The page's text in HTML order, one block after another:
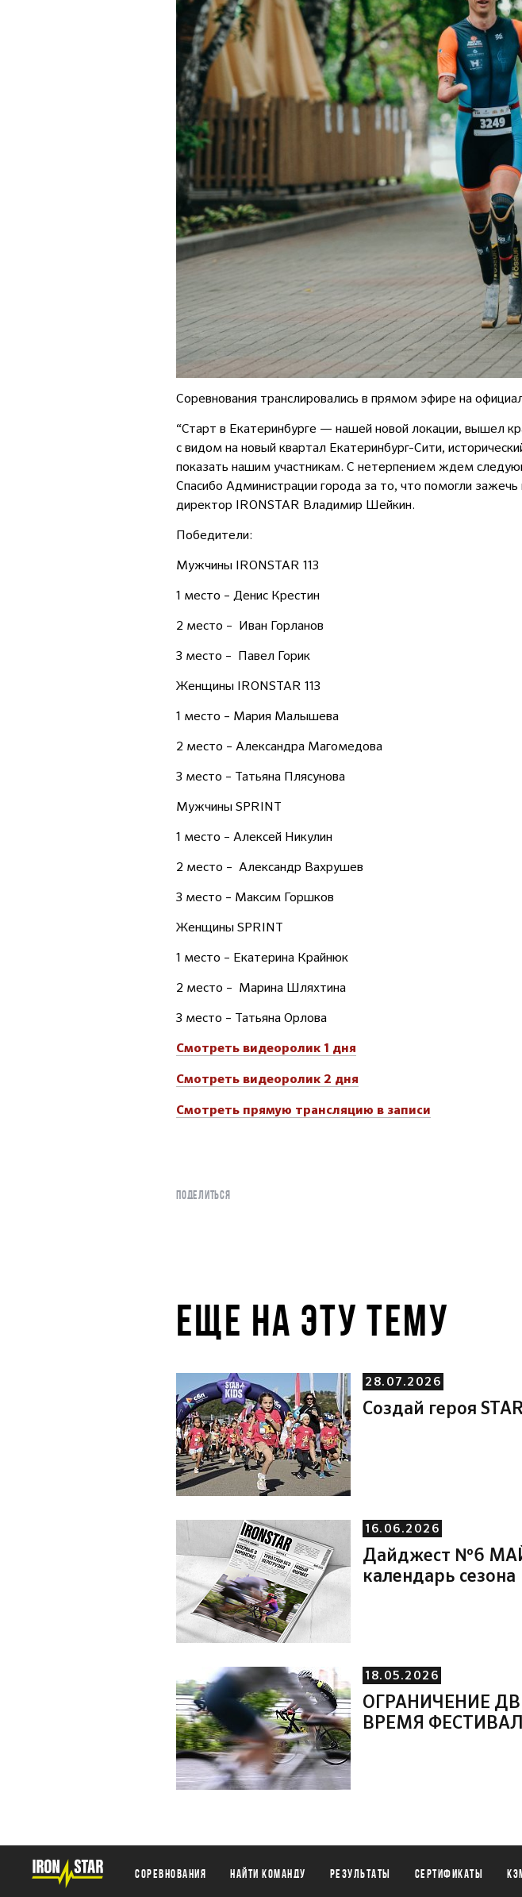
Соревнования транслировались в прямом эфире на
“Старт в Екатеринбурге — нашей новой локации, вышел
с видом на новый квартал Екатеринбург-Сити,
показать нашим участникам. С нетерпением ждем
Спасибо Администрации города за то, что помогли
директор IRONSTAR Владимир Шейкин.
Победители:
Мужчины IRONSTAR 113
1 место – Денис Крестин
2 место – Иван Горланов
3 место – Павел Горик
Женщины IRONSTAR 113
1 место – Мария Малышева
2 место – Александра Магомедова
3 место – Татьяна Плясунова
Мужчины SPRINT
1 место – Алексей Никулин
2 место – Александр Вахрушев
3 место – Максим Горшков
Женщины SPRINT
1 место – Екатерина Крайнюк
2 место – Марина Шляхтина
3 место – Татьяна Орлова
Смотреть видеоролик 1 дня
Смотреть видеоролик 2 дня
Смотреть прямую трансляцию в записи
ПОДЕЛИТЬСЯ
ЕЩЕ НА ЭТУ ТЕМУ
28.07.2026
Создай героя
16.06.2026
Дайджест №6
календарь сезона
18.05.2026
ОГРАНИЧЕНИЕ
ВРЕМЯ
Соревнования Найти команду Результаты Сертификаты